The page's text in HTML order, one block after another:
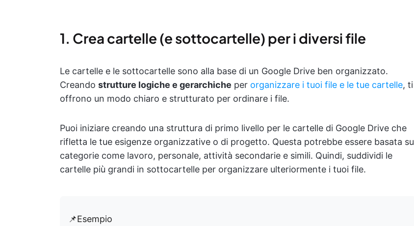
1. Crea cartelle (e sottocartelle) per i diversi file
Le cartelle e le sottocartelle sono alla base di un Google Drive ben organizzato.
Creando strutture logiche e gerarchiche per organizzare i tuoi file e le tue cartelle, ti
offrono un modo chiaro e strutturato per ordinare i file.
Puoi iniziare creando una struttura di primo livello per le cartelle di Google Drive che
rifletta le tue esigenze organizzative o di progetto. Questa potrebbe essere basata su
categorie come lavoro, personale, attività secondarie e simili. Quindi, suddividi le
cartelle più grandi in sottocartelle per organizzare ulteriormente i tuoi file.
📌Esempio